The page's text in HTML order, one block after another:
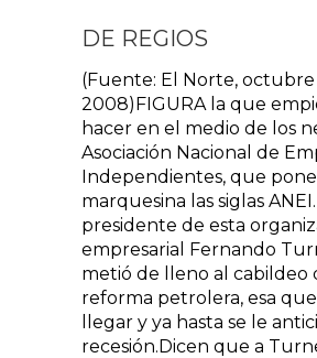
DE REGIOS
(Fuente: El Norte, octubre
2008)FIGURA la que
hacer en el medio de los
Asociación Nacional de
Independientes, que
marquesina las siglas ANEI.
presidente de esta
empresarial Fernando
metió de lleno al cabildeo
reforma petrolera, esa
llegar y ya hasta se le
recesión.Dicen que a